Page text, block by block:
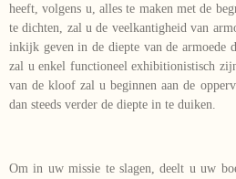
heeft, volgens u, alles te maken met de
te dichten, zal u de veelkantigheid van
inkijk geven in de diepte van de
zal u enkel functioneel exhibitionistisch
van de kloof zal u beginnen aan de
dan steeds verder de diepte in te duiken.
Om in uw missie te slagen, deelt u uw